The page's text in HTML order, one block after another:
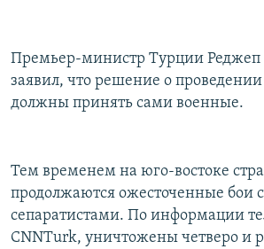
Премьер-министр Турции Реджеп
заявил, что решение о
должны принять сами военные.
Тем временем на юго-востоке
продолжаются ожесточенные бои
сепаратистами. По информации
CNNTurk, уничтожены четверо и